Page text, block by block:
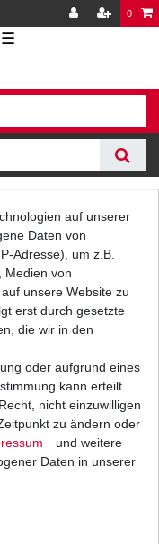
0
☰
auf unserer
Daten von
Adresse), um z.B.
Medien von
unsere Website zu
erst durch gesetzte
die wir in den
oder aufgrund eines
kann erteilt
nicht einzuwilligen
zu ändern oder
und weitere
Daten in unserer